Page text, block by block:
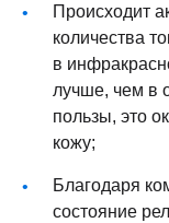
Происходит
количества
в
лучше, чем в
пользы, это
кожу;
Благодаря
состояние